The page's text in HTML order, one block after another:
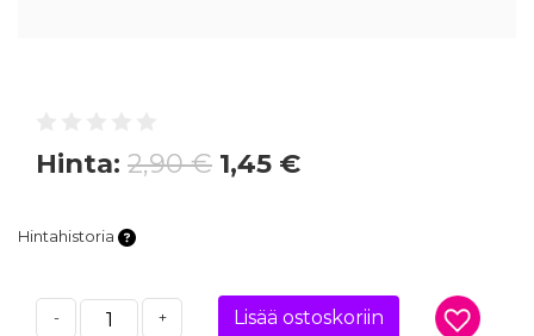
Hinta: 2,90 € 1,45 €
Hintahistoria
- + Lisää ostoskoriin